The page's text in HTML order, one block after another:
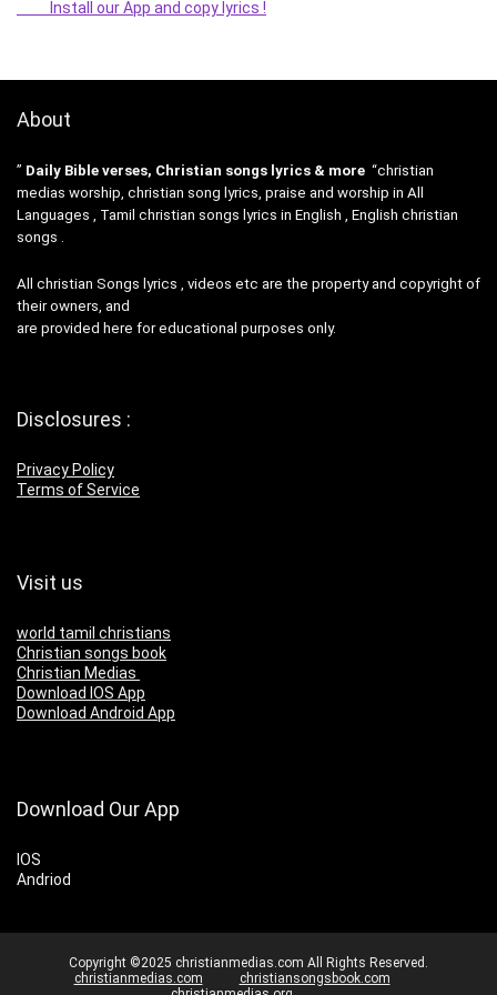
Install our App and copy lyrics !
About
” Daily Bible verses, Christian songs lyrics & more “christian
medias worship, christian song lyrics, praise and worship in All
Languages , Tamil christian songs lyrics in English , English christian
songs .
All christian Songs lyrics , videos etc are the property and copyright of
their owners, and
are provided here for educational purposes only.
Disclosures :
Privacy Policy
Terms of Service
Visit us
world tamil christians
Christian songs book
Christian Medias
Download IOS App
Download Android App
Download Our App
IOS
Andriod
Copyright ©2025 christianmedias.com All Rights Reserved.
christianmedias.com
christiansongsbook.com